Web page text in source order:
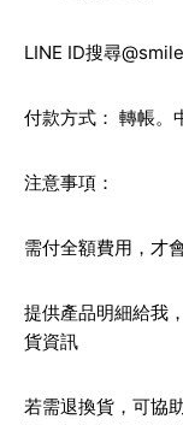
LINE ID搜尋
付款方式： 轉帳。
注意事項：
需付全額費用，才
提供產品明細給我
貨資訊
若需退換貨，可協